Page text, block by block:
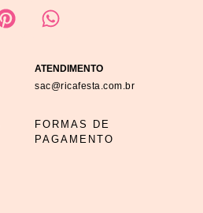
ATENDIMENTO
sac@ricafesta.com.br
FORMAS DE
PAGAMENTO